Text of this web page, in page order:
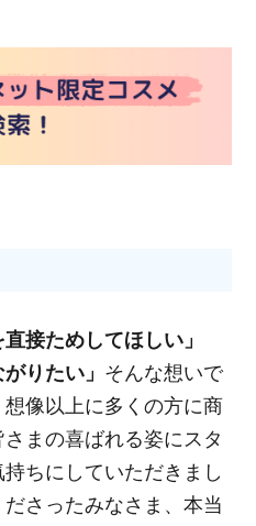
接ためしてほしい」
りたい」 そんな想いで
像以上に多くの方に商
まの喜ばれる姿にスタ
ちにしていただきまし
さったみなさま、本当